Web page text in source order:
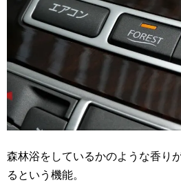
森林浴をしているかのような香り
るという機能。